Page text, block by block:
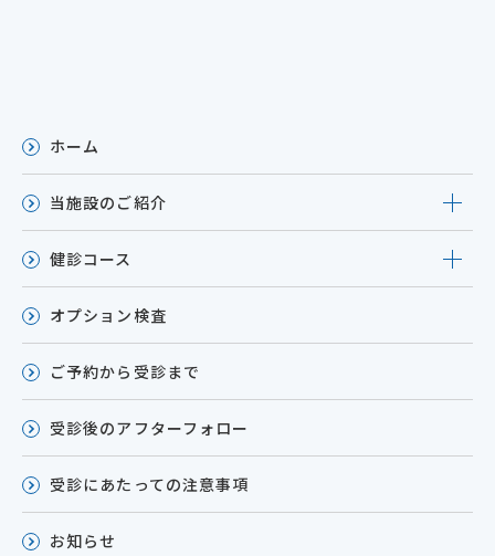
ホーム
当施設のご紹介
健診コース
オプション検査
ご予約から受診まで
受診後のアフターフォロー
受診にあたっての注意事項
お知らせ